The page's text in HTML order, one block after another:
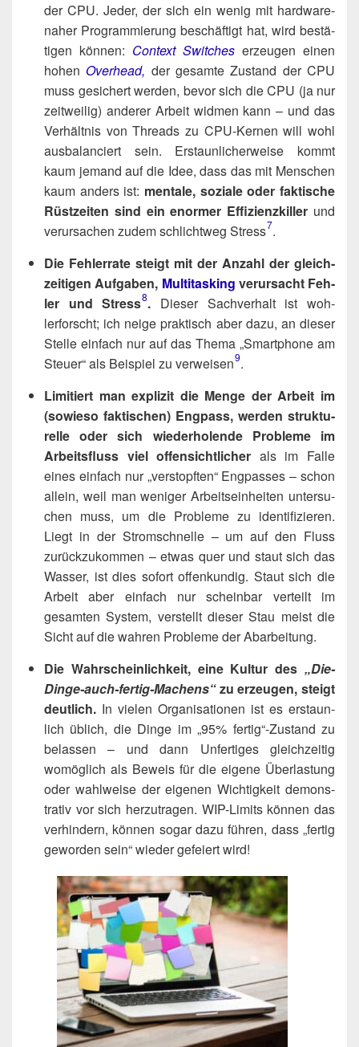
der CPU. Jeder, der sich ein wenig mit hard­ware­
na­her Pro­gram­mie­rung beschäf­tigt hat, wird bestä­
ti­gen kön­nen: Con­text Swit­ches erzeu­gen einen
hohenOver­head, der gesam­te Zustand der CPU
muss gesi­chert wer­den, bevor sich die CPU (ja nur
zeit­wei­lig) ande­rer Arbeit wid­men kann – und das
Ver­hält­nis von Threads zu CPU-Ker­nen will wohl
aus­ba­lan­ciert sein. Erstaun­li­cher­wei­se kommt
kaum jemand auf die Idee, dass das mit Men­schen
kaum anders ist: men­ta­le, sozia­le oder fak­ti­sche
Rüst­zei­ten sind ein enor­mer Effi­zi­enz­kil­ler und
ver­ur­sa­chen zudem schlicht­weg Stress​7.
Die Feh­ler­ra­te steigt mit der Anzahl der gleich­
zei­ti­gen Auf­ga­ben, Mul­ti­tas­king ver­ur­sacht Feh­
ler und Stress8. Die­ser Sach­ver­halt ist woh­
lerforscht; ich nei­ge prak­tisch aber dazu, an die­ser
Stel­le ein­fach nur auf das The­ma „Smart­phone am
Steu­er“ als Bei­spiel zu verweisen​9.
Limi­tiert man expli­zit die Men­ge der Arbeit im
(sowie­so fak­ti­schen) Eng­pass, wer­den struk­tu­
rel­le oder sich wie­der­ho­len­de Pro­ble­me im
Arbeits­fluss viel offen­sicht­li­cher als im Fal­le
eines ein­fach nur „ver­stopf­ten“ Eng­pas­ses – schon
allein, weil man weni­ger Arbeits­ein­hei­ten unter­su­
chen muss, um die Pro­ble­me zu iden­ti­fi­zie­ren.
Liegt in der Strom­schnel­le – um auf den Fluss
zurück­zu­kom­men – etwas quer und staut sich das
Was­ser, ist dies sofort offen­kun­dig. Staut sich die
Arbeit aber ein­fach nur schein­bar ver­teilt im
gesam­ten Sys­tem, ver­stellt die­ser Stau meist die
Sicht auf die wah­ren Pro­ble­me der Abarbeitung.
Die Wahr­schein­lich­keit, eine Kul­tur des „Die-
Din­ge-auch-fer­tig-Machens“zu erzeu­gen, steigt
deut­lich. In vie­len Orga­ni­sa­tio­nen ist es erstaun­
lich üblich, die Din­ge im „95% fertig“-Zustand zu
belas­sen – und dann Unfer­ti­ges gleich­zei­tig
womög­lich als Beweis für die eige­ne Über­las­tung
oder wahl­wei­se der eige­nen Wich­tig­keit demons­
tra­tiv vor sich her­zu­tra­gen. WIP-Limits kön­nen das
ver­hin­dern, kön­nen sogar dazu füh­ren, dass „fer­tig
gewor­den sein“ wie­der gefei­ert wird!